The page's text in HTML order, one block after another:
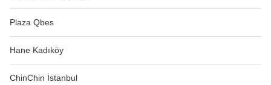
Plaza Qbes
Hane Kadıköy
ChinChin İstanbul